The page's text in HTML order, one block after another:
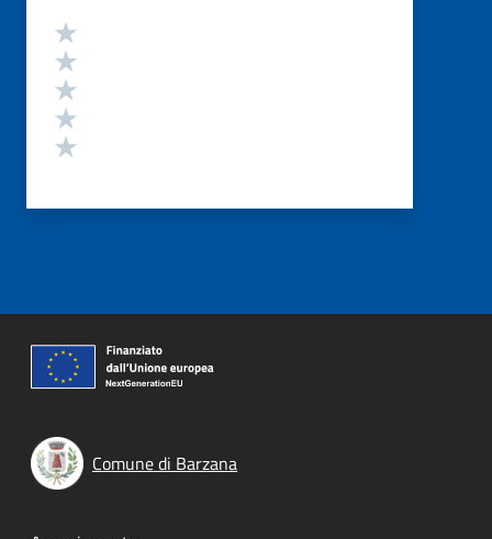
Valutazione
Comune di Barzana